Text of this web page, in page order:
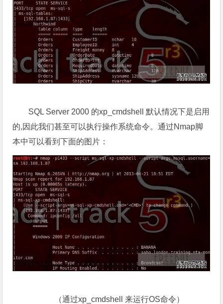
SQL Server 2000 的xp_cmdshell 默认情况下是启用
的,因此我们甚至可以执行操作系统命令。通过Nmap脚
本中可以看到下面的图片：
（通过xp_cmdshell 来运行OS命令）